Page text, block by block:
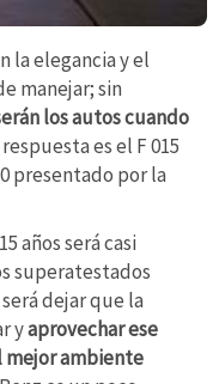
la elegancia y el
manejar; sin
los autos cuando
respuesta es el F 015
presentado por la
años será casi
superatestados
dejar que la
yaprovechar ese
mejor ambiente